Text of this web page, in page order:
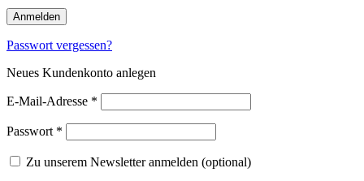
Anmelden
Passwort vergessen?
Neues Kundenkonto anlegen
E-Mail-Adresse *
Passwort *
Zu unserem Newsletter anmelden (optional)